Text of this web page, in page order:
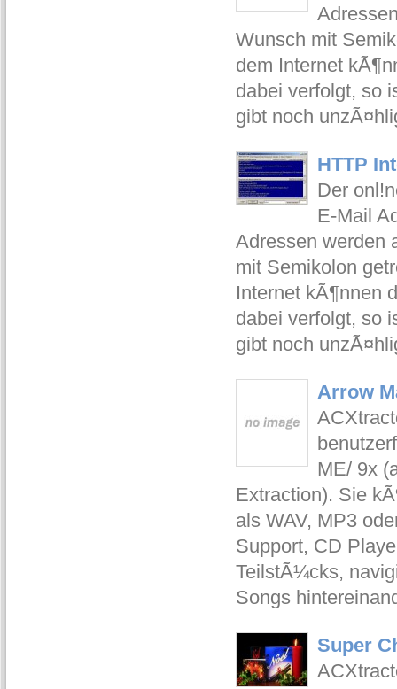
Wunsch mit
dem Internet
dabei verfolgt, so
gibt noch
HTTP
Der
E-Mail
Adressen werden
mit Semikolon
Internet kÃ¶nnen
dabei verfolgt, so
gibt noch
Arrow
ME/ 9x
Extraction). Sie
als WAV, MP3
Support, CD
TeilstÃ¼cks,
Songs
Super